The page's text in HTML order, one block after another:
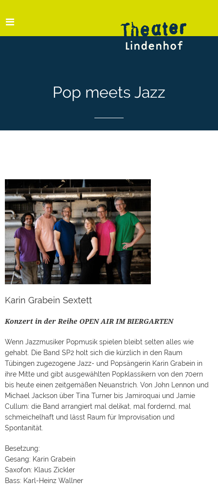
Pop meets Jazz
Karin Grabein Sextett
Konzert in der Reihe OPEN AIR IM BIERGARTEN
Wenn Jazzmusiker Popmusik spielen bleibt selten alles wie
gehabt. Die Band SP2 holt sich die kürzlich in den Raum
Tübingen zugezogene Jazz- und Popsängerin Karin Grabein in
ihre Mitte und gibt ausgewählten Popklassikern von den 70ern
bis heute einen zeitgemäßen Neuanstrich. Von John Lennon und
Michael Jackson über Tina Turner bis Jamiroquai und Jamie
Cullum: die Band arrangiert mal delikat, mal fordernd, mal
schmeichelhaft und lässt Raum für Improvisation und
Spontanität.
Besetzung:
Gesang: Karin Grabein
Saxofon: Klaus Zickler
Bass: Karl-Heinz Wallner